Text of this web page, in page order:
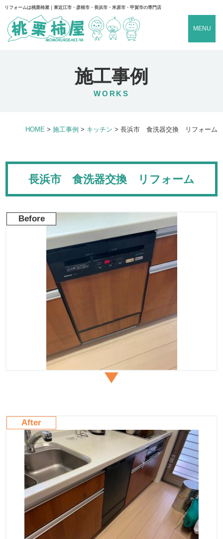
リフォームは桃栗柿屋｜東近江市・彦根市・長浜市・米原市・甲賀市の専門店
MENU
施工事例
WORKS
HOME > 施工事例 > キッチン > 長浜市 食洗器交換 リフォーム
長浜市 食洗器交換 リフォーム
Before
After